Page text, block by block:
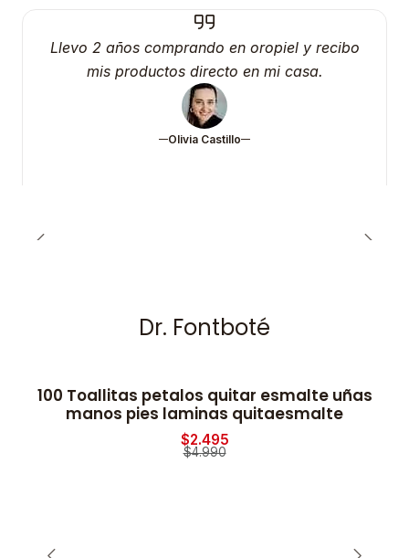
Llevo 2 años comprando en oropiel y recibo
mis productos directo en mi casa.
Olivia Castillo
Dr. Fontboté
-50% OFF
100 Toallitas petalos quitar esmalte uñas
manos pies laminas quitaesmalte
$2.495
$4.990